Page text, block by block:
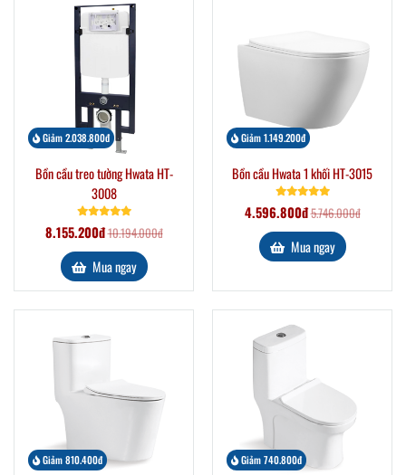
Giảm 2.038.800đ
Bồn cầu treo tường Hwata HT-
3008
8.155.200đ10.194.000đ
Mua ngay
Giảm 1.149.200đ
Bồn cầu Hwata 1 khối HT-3015
4.596.800đ5.746.000đ
Mua ngay
Giảm 810.400đ Giảm 740.800đ